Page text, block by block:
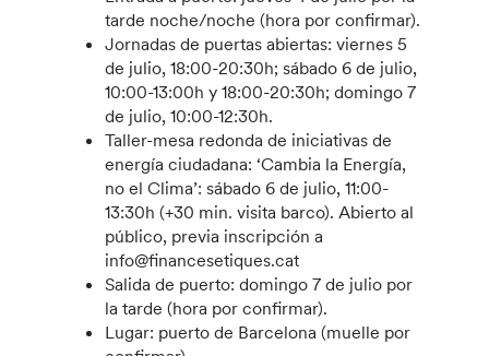
tarde noche/noche (hora por confirmar).
Jornadas de puertas abiertas: viernes 5
de julio, 18:00-20:30h; sábado 6 de julio,
10:00-13:00h y 18:00-20:30h; domingo 7
de julio, 10:00-12:30h.
Taller-mesa redonda de iniciativas de
energía ciudadana: ‘Cambia la Energía,
no el Clima’: sábado 6 de julio, 11:00-
13:30h (+30 min. visita barco). Abierto al
público, previa inscripción a
info@financesetiques.cat
Salida de puerto: domingo 7 de julio por
la tarde (hora por confirmar).
Lugar: puerto de Barcelona (muelle por